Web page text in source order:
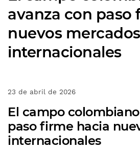
avanza con paso
nuevos mercados
internacionales
23 de abril de 2026
El campo
paso firme hacia
internacionales